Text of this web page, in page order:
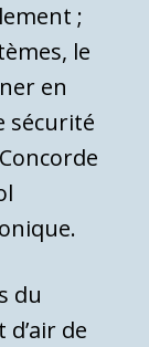
;
le
en
sécurité
du
de